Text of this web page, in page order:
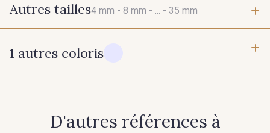
Autres tailles4 mm - 8 mm - ... - 35 mm
4 mm
1 autres coloris
D'autres références à